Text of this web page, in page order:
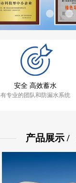
安全 高效蓄水
有专业的团队和防漏水系统
产品展示 /